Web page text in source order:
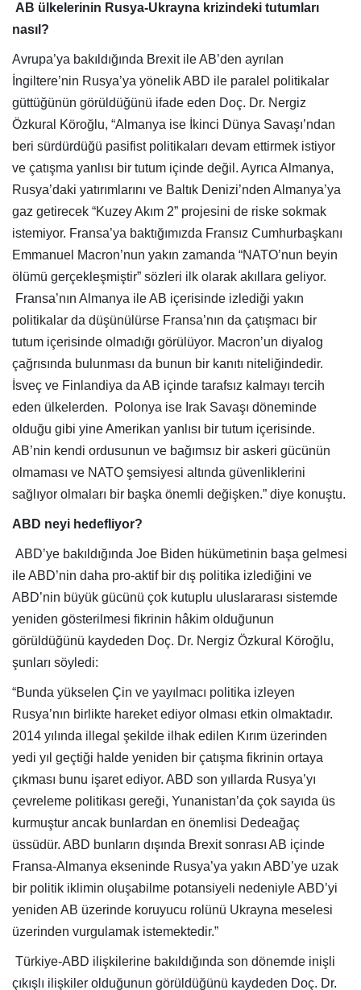
AB ülkelerinin Rusya-Ukrayna krizindeki tutumları
nasıl?
Avrupa’ya bakıldığında Brexit ile AB’den ayrılan
İngiltere’nin Rusya’ya yönelik ABD ile paralel politikalar
güttüğünün görüldüğünü ifade eden Doç. Dr. Nergiz
Özkural Köroğlu, “Almanya ise İkinci Dünya Savaşı’ndan
beri sürdürdüğü pasifist politikaları devam ettirmek istiyor
ve çatışma yanlısı bir tutum içinde değil. Ayrıca Almanya,
Rusya’daki yatırımlarını ve Baltık Denizi’nden Almanya’ya
gaz getirecek “Kuzey Akım 2” projesini de riske sokmak
istemiyor. Fransa’ya baktığımızda Fransız Cumhurbaşkanı
Emmanuel Macron’nun yakın zamanda “NATO’nun beyin
ölümü gerçekleşmiştir” sözleri ilk olarak akıllara geliyor.
Fransa’nın Almanya ile AB içerisinde izlediği yakın
politikalar da düşünülürse Fransa’nın da çatışmacı bir
tutum içerisinde olmadığı görülüyor. Macron’un diyalog
çağrısında bulunması da bunun bir kanıtı niteliğindedir.
İsveç ve Finlandiya da AB içinde tarafsız kalmayı tercih
eden ülkelerden. Polonya ise Irak Savaşı döneminde
olduğu gibi yine Amerikan yanlısı bir tutum içerisinde.
AB’nin kendi ordusunun ve bağımsız bir askeri gücünün
olmaması ve NATO şemsiyesi altında güvenliklerini
sağlıyor olmaları bir başka önemli değişken.” diye konuştu.
ABD neyi hedefliyor?
ABD’ye bakıldığında Joe Biden hükümetinin başa gelmesi
ile ABD’nin daha pro-aktif bir dış politika izlediğini ve
ABD’nin büyük gücünü çok kutuplu uluslararası sistemde
yeniden gösterilmesi fikrinin hâkim olduğunun
görüldüğünü kaydeden Doç. Dr. Nergiz Özkural Köroğlu,
şunları söyledi:
“Bunda yükselen Çin ve yayılmacı politika izleyen
Rusya’nın birlikte hareket ediyor olması etkin olmaktadır.
2014 yılında illegal şekilde ilhak edilen Kırım üzerinden
yedi yıl geçtiği halde yeniden bir çatışma fikrinin ortaya
çıkması bunu işaret ediyor. ABD son yıllarda Rusya’yı
çevreleme politikası gereği, Yunanistan’da çok sayıda üs
kurmuştur ancak bunlardan en önemlisi Dedeağaç
üssüdür. ABD bunların dışında Brexit sonrası AB içinde
Fransa-Almanya ekseninde Rusya’ya yakın ABD’ye uzak
bir politik iklimin oluşabilme potansiyeli nedeniyle ABD’yi
yeniden AB üzerinde koruyucu rolünü Ukrayna meselesi
üzerinden vurgulamak istemektedir.”
Türkiye-ABD ilişkilerine bakıldığında son dönemde inişli
çıkışlı ilişkiler olduğunun görüldüğünü kaydeden Doç. Dr.